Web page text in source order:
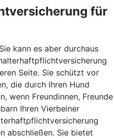
für
kann es aber durchaus
Seite. Sie schützt vor
die durch Ihren Hund
wenn Freundinnen, Freunde
Ihren Vierbeiner
abschließen. Sie bietet